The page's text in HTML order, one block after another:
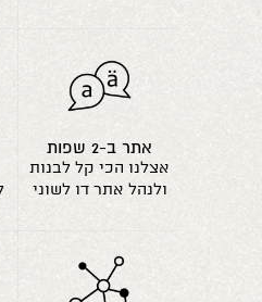
אתר ב-2 שפות
אצלנו הכי קל לבנות
ולנהל אתר דו לשוני